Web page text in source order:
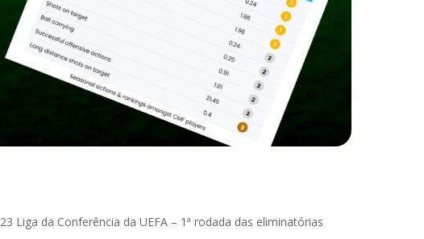
Liga da Conferência da UEFA – 1ª rodada das eliminatórias